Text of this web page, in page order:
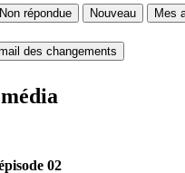
Non répondue Nouveau
Mes
des changements
02